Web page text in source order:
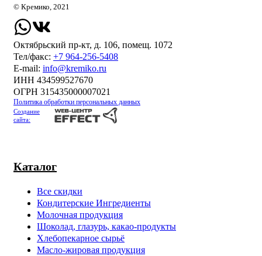
Каталог
Все скидки
Кондитерские Ингредиенты
Молочная продукция
Шоколад, глазурь, какао-продукты
Хлебопекарное сырьё
Масло-жировая продукция
© Кремико, 2021
Октябрьский пр-кт, д. 106, помещ. 1072
Тел/факс: +7 964-256-5408
Е-mail: info@kremiko.ru
ИНН 434599527670
ОГРН 315435000007021
Политика обработки персональных данных
Создание
сайта: